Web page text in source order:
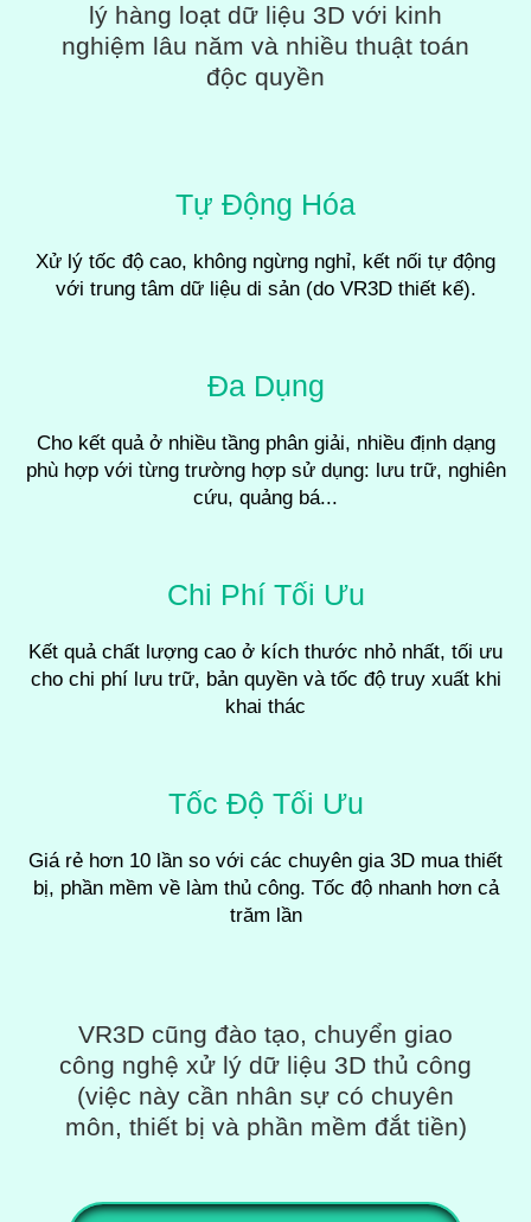
lý hàng loạt dữ liệu 3D với kinh
nghiệm lâu năm và nhiều thuật toán
độc quyền
Tự Động Hóa
Xử lý tốc độ cao, không ngừng nghỉ, kết nối tự động
với trung tâm dữ liệu di sản (do VR3D thiết kế).
Đa Dụng
Cho kết quả ở nhiều tầng phân giải, nhiều định dạng
phù hợp với từng trường hợp sử dụng: lưu trữ, nghiên
cứu, quảng bá...
Chi Phí Tối Ưu
Kết quả chất lượng cao ở kích thước nhỏ nhất, tối ưu
cho chi phí lưu trữ, bản quyền và tốc độ truy xuất khi
khai thác
Tốc Độ Tối Ưu
Giá rẻ hơn 10 lần so với các chuyên gia 3D mua thiết
bị, phần mềm về làm thủ công. Tốc độ nhanh hơn cả
trăm lần
VR3D cũng đào tạo, chuyển giao
công nghệ xử lý dữ liệu 3D thủ công
(việc này cần nhân sự có chuyên
môn, thiết bị và phần mềm đắt tiền)